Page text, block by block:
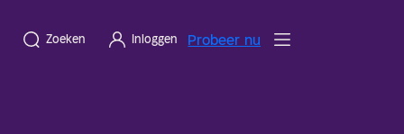
Zoeken Inloggen Probeer nu